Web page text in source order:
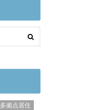
多拠点居住